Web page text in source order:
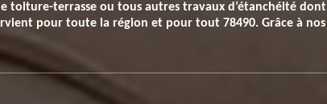
toiture-terrasse ou tous autres travaux d’étanchéité dont
pour toute la région et pour tout 78490. Grâce à nos